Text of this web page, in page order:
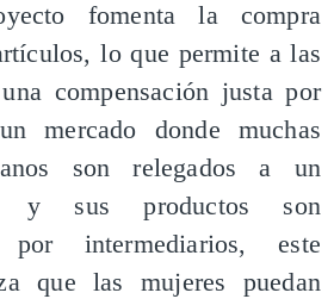
fomenta la compra
lo que permite a las
compensación justa por
mercado donde muchas
son relegados a un
y sus productos son
por intermediarios, este
que las mujeres puedan